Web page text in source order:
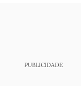
PUBLICIDADE